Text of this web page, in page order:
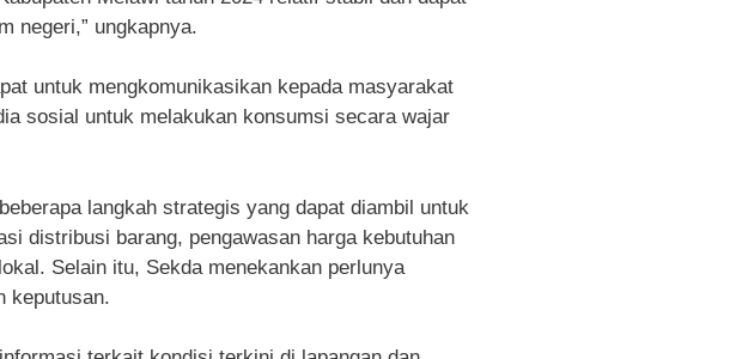
negeri,” ungkapnya.
untuk mengkomunikasikan kepada masyarakat
sosial untuk melakukan konsumsi secara wajar
langkah strategis yang dapat diambil untuk
distribusi barang, pengawasan harga kebutuhan
Selain itu, Sekda menekankan perlunya
keputusan.